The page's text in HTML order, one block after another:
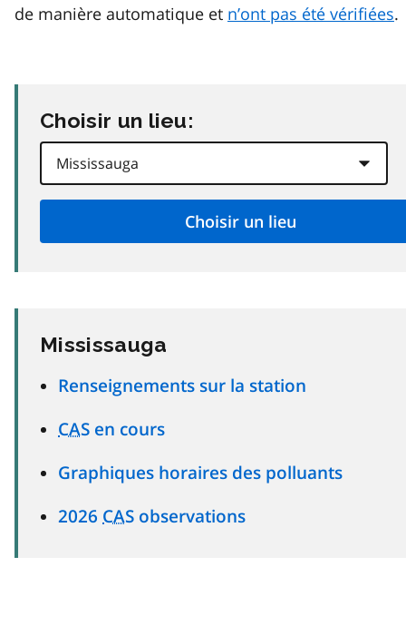
de manière automatique et n’ont pas été vérifiées.
Choisir un lieu:
Mississauga
Renseignements sur la station
CAS en cours
Graphiques horaires des polluants
2026 CAS observations